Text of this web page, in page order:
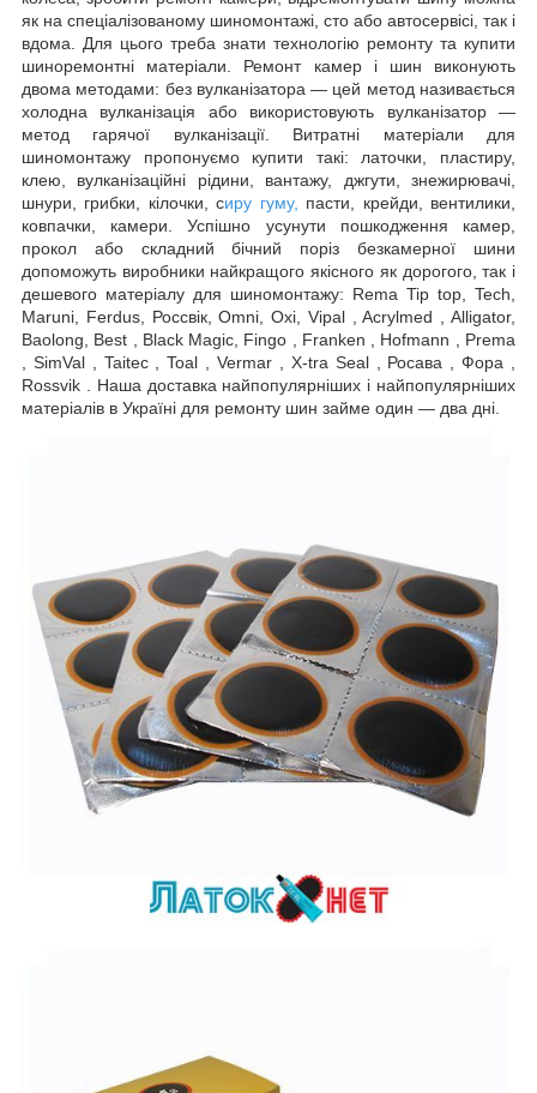
як на спеціалізованому шиномонтажі, сто або автосервісі, так і
вдома. Для цього треба знати технологію ремонту та купити
шиноремонтні матеріали. Ремонт камер і шин виконують
двома методами: без вулканізатора — цей метод називається
холодна вулканізація або використовують вулканізатор —
метод гарячої вулканізації. Витратні матеріали для
шиномонтажу пропонуємо купити такі: латочки, пластиру,
клею, вулканізаційні рідини, вантажу, джгути, знежирювачі,
шнури, грибки, кілочки, сиру гуму,
пасти, крейди, вентилики,
ковпачки, камери. Успішно усунути пошкодження камер,
прокол або складний бічний поріз безкамерної шини
допоможуть виробники найкращого якісного як дорогого, так і
дешевого матеріалу для шиномонтажу: Rema Tip top, Tech,
Maruni, Ferdus, Россвік, Omni, Oxi, Vipal , Acrylmed , Alligator,
Baolong, Best , Black Magic, Fingo , Franken , Hofmann , Prema
, SimVal , Taitec , Toal , Vermar , X-tra Seal , Росава , Фора ,
Rossvik . Наша доставка найпопулярніших і найпопулярніших
матеріалів в Україні для ремонту шин займе один — два дні.